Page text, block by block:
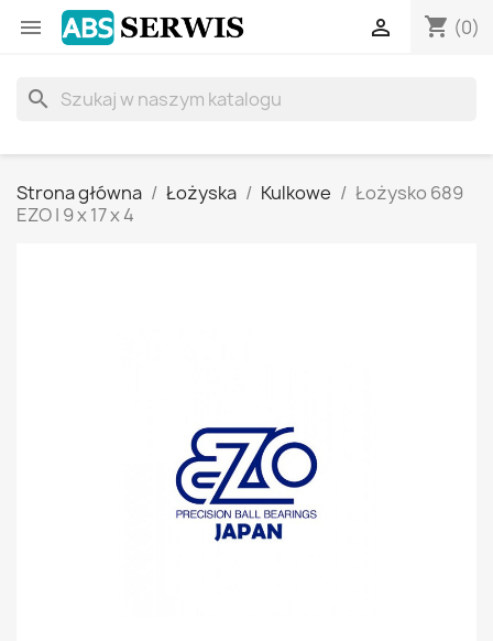
 shopping_cart (0)

search
Strona główna Łożyska Kulkowe
Łożysko 689
EZO | 9 x 17 x 4